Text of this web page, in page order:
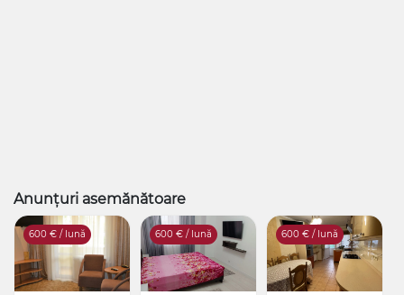
Anunțuri asemănătoare
600 € / lună 600 € / lună 600 € / lună